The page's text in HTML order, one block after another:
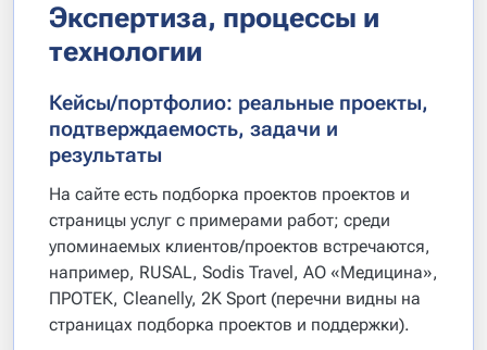
Экспертиза, процессы и
технологии
Кейсы/портфолио: реальные проекты,
подтверждаемость, задачи и
результаты
На сайте есть подборка проектов проектов и
страницы услуг с примерами работ; среди
упоминаемых клиентов/проектов встречаются,
например, RUSAL, Sodis Travel, АО «Медицина»,
ПРОТЕК, Cleanelly, 2K Sport (перечни видны на
страницах подборка проектов и поддержки).